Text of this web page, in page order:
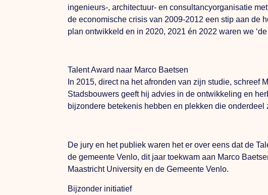
ingenieurs-, architectuur- en consultancyorganisatie
de economische crisis van 2009-2012 een stip aan de
plan ontwikkeld en in 2020, 2021 én 2022 waren we
Talent Award naar Marco Baetsen
In 2015, direct na het afronden van zijn studie,
Stadsbouwers geeft hij advies in de ontwikkeling en
bijzondere betekenis hebben en plekken die onderdeel
De jury en het publiek waren het er over eens dat de
de gemeente Venlo, dit jaar toekwam aan Marco
Maastricht University en de Gemeente Venlo.
Bijzonder initiatief